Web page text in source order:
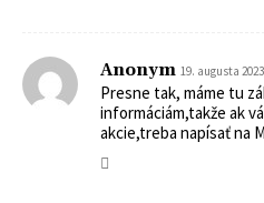
Anonym 19. augusta
Presne tak, máme tu
informáciám,takže ak
akcie,treba napísať na